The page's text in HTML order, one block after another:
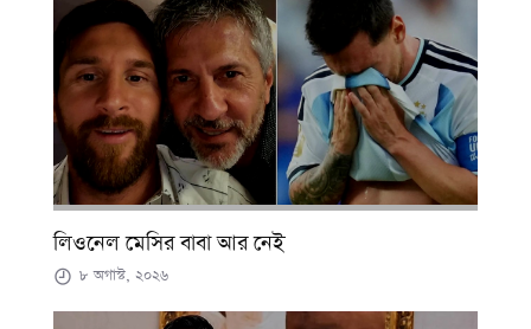
লিওনেল মেসির বাবা আর নেই
৮ অগাস্ট, ২০২৬